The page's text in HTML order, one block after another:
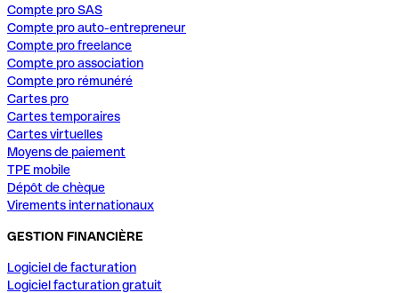
Compte pro SAS
Compte pro auto-entrepreneur
Compte pro freelance
Compte pro association
Compte pro rémunéré
Cartes pro
Cartes temporaires
Cartes virtuelles
Moyens de paiement
TPE mobile
Dépôt de chèque
Virements internationaux
GESTION FINANCIÈRE
Logiciel de facturation
Logiciel facturation gratuit